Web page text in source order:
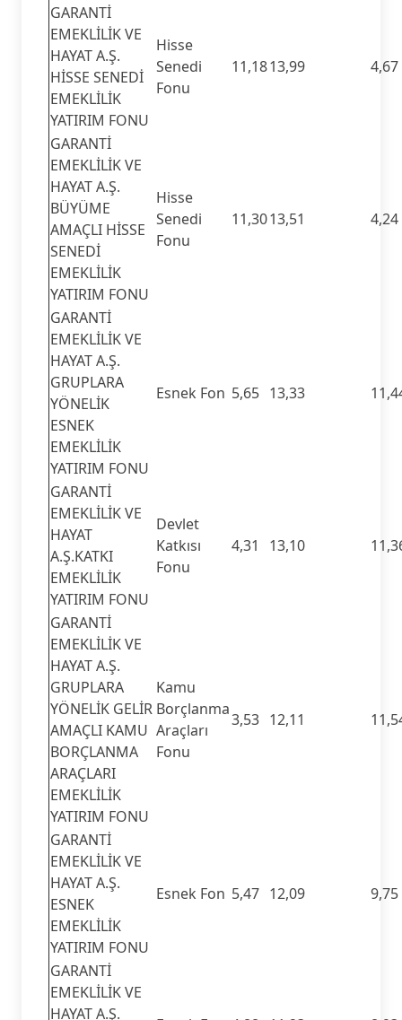
GARANTİ
EMEKLİLİK VE
HAYAT A.Ş.
HİSSE SENEDİ
EMEKLİLİK
YATIRIM FONU
Hisse
Senedi
Fonu
11,1813,99 4,67
GARANTİ
EMEKLİLİK VE
HAYAT A.Ş.
BÜYÜME
AMAÇLI HİSSE
SENEDİ
EMEKLİLİK
YATIRIM FONU
Hisse
Senedi
Fonu
11,3013,51 4,24
GARANTİ
EMEKLİLİK VE
HAYAT A.Ş.
GRUPLARA
YÖNELİK
ESNEK
EMEKLİLİK
YATIRIM FONU
Esnek Fon 5,65 13,33
GARANTİ
EMEKLİLİK VE
HAYAT
A.Ş.KATKI
EMEKLİLİK
YATIRIM FONU
Devlet
Katkısı
Fonu
4,31 13,10
GARANTİ
EMEKLİLİK VE
HAYAT A.Ş.
GRUPLARA
YÖNELİK GELİR
AMAÇLI KAMU
BORÇLANMA
ARAÇLARI
EMEKLİLİK
YATIRIM FONU
Kamu
Borçlanma
Araçları
Fonu
3,53 12,11
GARANTİ
EMEKLİLİK VE
HAYAT A.Ş.
ESNEK
EMEKLİLİK
YATIRIM FONU
Esnek Fon 5,47 12,09 9,75
GARANTİ
EMEKLİLİK VE
HAYAT A.Ş.